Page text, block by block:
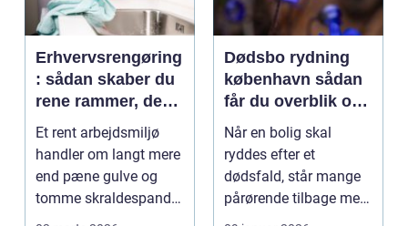
Erhvervsrengøring
: sådan skaber du
rene rammer, der
kan mærkes på
bundlinjen
Et rent arbejdsmiljø
handler om langt mere
end pæne gulve og
tomme skraldespande.
Reng&...
Dødsbo rydning
københavn sådan
får du overblik og
professionel hjælp
Når en bolig skal
ryddes efter et
dødsfald, står mange
pårørende tilbage med
en stor praktisk